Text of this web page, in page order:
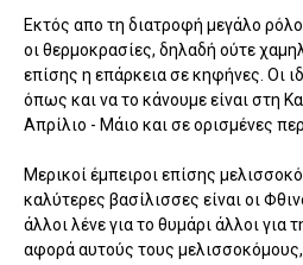
Εκτός απο τη διατροφή μεγάλο
οι θερμοκρασίες, δηλαδή ούτε
επίσης η επάρκεια σε κηφήνες. Οι
όπως και να το κάνουμε είναι στη
Απρίλιο - Μάιο και σε ορισμένες
Μερικοί έμπειροι επίσης
καλύτερες βασίλισσες είναι οι
άλλοι λένε για το θυμάρι άλλοι για
αφορά αυτούς τους μελισσοκόμους,